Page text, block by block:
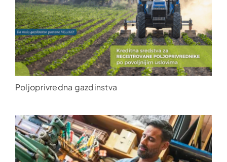
Poljoprivredna gazdinstva